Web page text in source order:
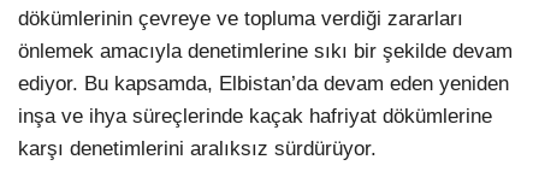
dökümlerinin çevreye ve topluma verdiği zararları
önlemek amacıyla denetimlerine sıkı bir şekilde devam
ediyor. Bu kapsamda, Elbistan’da devam eden yeniden
inşa ve ihya süreçlerinde kaçak hafriyat dökümlerine
karşı denetimlerini aralıksız sürdürüyor.